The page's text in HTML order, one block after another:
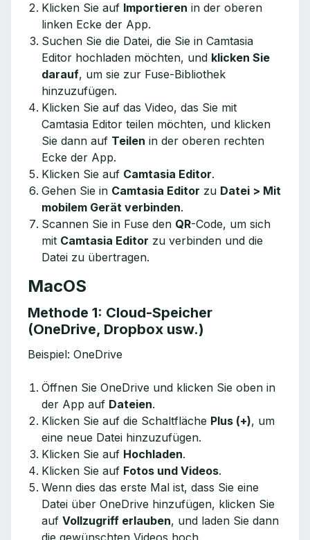
Klicken Sie auf Importieren in der oberen
linken Ecke der App.
Suchen Sie die Datei, die Sie in Camtasia
Editor hochladen möchten, und klicken Sie
darauf, um sie zur Fuse-Bibliothek
hinzuzufügen.
Klicken Sie auf das Video, das Sie mit
Camtasia Editor teilen möchten, und klicken
Sie dann auf Teilen in der oberen rechten
Ecke der App.
Klicken Sie auf Camtasia Editor.
Gehen Sie in Camtasia Editor zu Datei > Mit
mobilem Gerät verbinden.
Scannen Sie in Fuse den QR-Code, um sich
mit Camtasia Editor zu verbinden und die
Datei zu übertragen.
MacOS
Methode 1: Cloud-Speicher
(OneDrive, Dropbox usw.)
Beispiel: OneDrive
Öffnen Sie OneDrive und klicken Sie oben in
der App auf Dateien.
Klicken Sie auf die Schaltfläche Plus (+), um
eine neue Datei hinzuzufügen.
Klicken Sie auf Hochladen.
Klicken Sie auf Fotos und Videos.
Wenn dies das erste Mal ist, dass Sie eine
Datei über OneDrive hinzufügen, klicken Sie
auf Vollzugriff erlauben, und laden Sie dann
die gewünschten Videos hoch.